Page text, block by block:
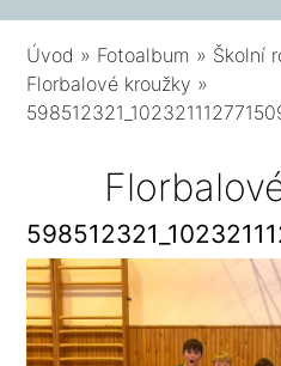
Úvod » Fotoalbum » Školní
Florbalové kroužky »